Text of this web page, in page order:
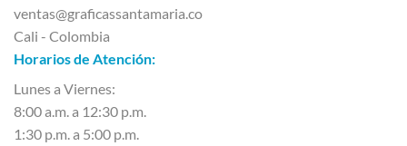
ventas@graficassantamaria.co
Cali - Colombia
Horarios de Atención:
Lunes a Viernes:
8:00 a.m. a 12:30 p.m.
1:30 p.m. a 5:00 p.m.